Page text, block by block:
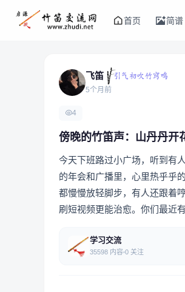
首页 简谱
飞笛
5个月前
4
傍晚的竹笛声：山丹丹开
今天下班路过小广场，听到有
的年会和广播里，心里热乎乎
都慢慢放轻脚步，有人还跟着
刷短视频更能治愈。你们最近
学习交流
35598 内容 0 关注